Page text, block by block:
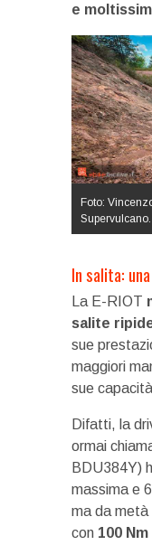
e
Foto:
Supervulcano.
In salita:
La E-RIOT
salite
sue
maggiori
sue
Difatti, la
ormai
BDU384Y)
massima e
ma da metà
con 100